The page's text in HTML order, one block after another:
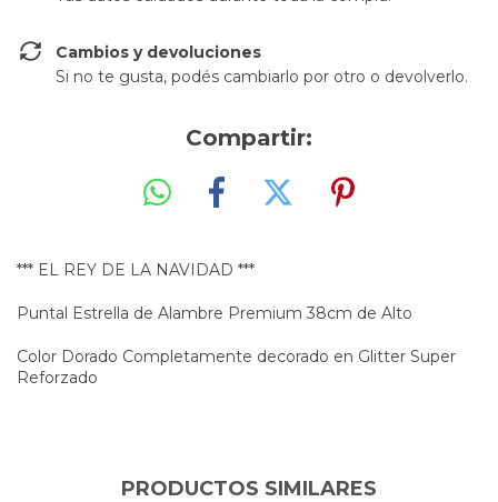
Cambios y devoluciones
Si no te gusta, podés cambiarlo por otro o devolverlo.
Compartir:
*** EL REY DE LA NAVIDAD ***
Puntal Estrella de Alambre Premium 38cm de Alto
Color Dorado Completamente decorado en Glitter Super
Reforzado
PRODUCTOS SIMILARES